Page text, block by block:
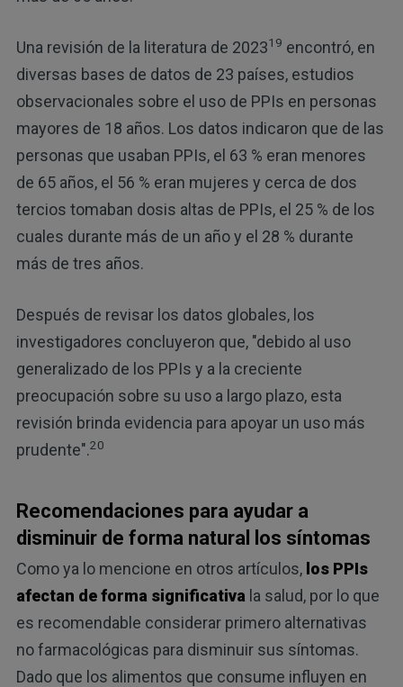
Una revisión de la literatura de 202319 encontró, en
diversas bases de datos de 23 países, estudios
observacionales sobre el uso de PPIs en personas
mayores de 18 años. Los datos indicaron que de las
personas que usaban PPIs, el 63 % eran menores
de 65 años, el 56 % eran mujeres y cerca de dos
tercios tomaban dosis altas de PPIs, el 25 % de los
cuales durante más de un año y el 28 % durante
más de tres años.
Después de revisar los datos globales, los
investigadores concluyeron que, "debido al uso
generalizado de los PPIs y a la creciente
preocupación sobre su uso a largo plazo, esta
revisión brinda evidencia para apoyar un uso más
prudente".20
Recomendaciones para ayudar a
disminuir de forma natural los síntomas
Como ya lo mencione en otros artículos, los PPIs
afectan de forma significativa la salud, por lo que
es recomendable considerar primero alternativas
no farmacológicas para disminuir sus síntomas.
Dado que los alimentos que consume influyen en